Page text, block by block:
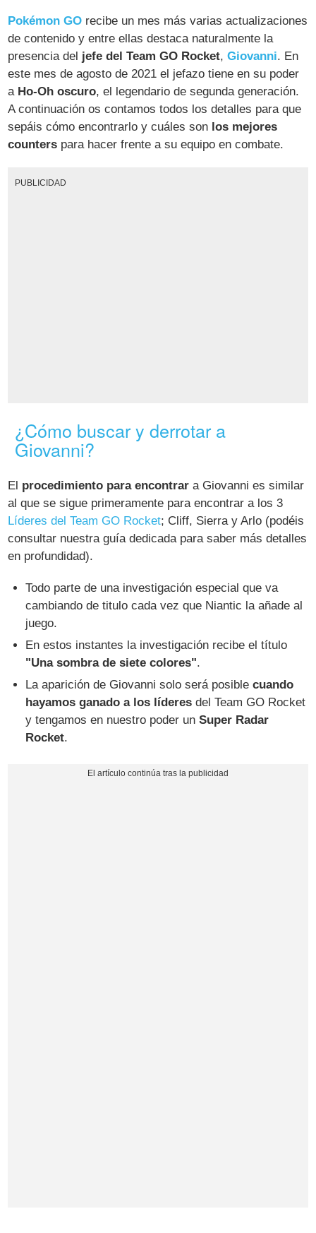
Pokémon GO recibe un mes más varias actualizaciones
de contenido y entre ellas destaca naturalmente la
presencia del jefe del Team GO Rocket,Giovanni. En
este mes de agosto de 2021 el jefazo tiene en su poder
a Ho-Oh oscuro, el legendario de segunda generación.
A continuación os contamos todos los detalles para que
sepáis cómo encontrarlo y cuáles son los mejores
counters para hacer frente a su equipo en combate.
PUBLICIDAD
¿Cómo buscar y derrotar a
Giovanni?
El procedimiento para encontrar a Giovanni es similar
al que se sigue primeramente para encontrar a los 3
Líderes del Team GO Rocket; Cliff, Sierra y Arlo (podéis
consultar nuestra guía dedicada para saber más detalles
en profundidad).
Todo parte de una investigación especial que va
cambiando de titulo cada vez que Niantic la añade al
juego.
En estos instantes la investigación recibe el título
"Una sombra de siete colores".
La aparición de Giovanni solo será posiblecuando
hayamos ganado a los líderes del Team GO Rocket
y tengamos en nuestro poder unSuper Radar
Rocket.